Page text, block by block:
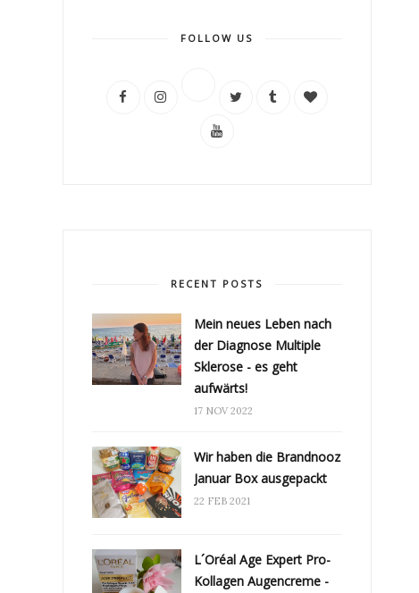
FOLLOW US
RECENT POSTS
Mein neues Leben nach
der Diagnose Multiple
Sklerose - es geht
aufwärts!
17 NOV 2022
Wir haben die Brandnooz
Januar Box ausgepackt
22 FEB 2021
L´Oréal Age Expert Pro-
Kollagen Augencreme -